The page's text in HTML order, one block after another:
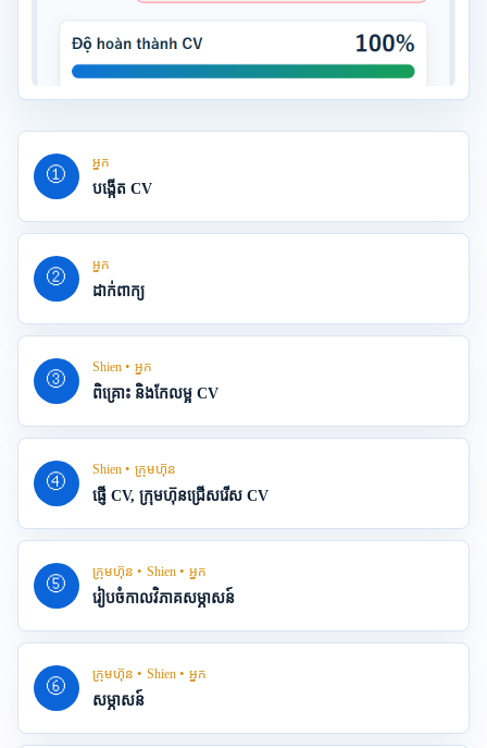
①
អ្នក
បង្កើត CV
②
អ្នក
ដាក់ពាក្យ
③
Shien・អ្នក
ពិគ្រោះ និងកែលម្អ CV
④
Shien・ក្រុមហ៊ុន
ផ្ញើ CV, ក្រុមហ៊ុនជ្រើសរើស CV
⑤
ក្រុមហ៊ុន・Shien・អ្នក
រៀបចំកាលវិភាគសម្ភាសន៍
⑥
ក្រុមហ៊ុន・Shien・អ្នក
សម្ភាសន៍